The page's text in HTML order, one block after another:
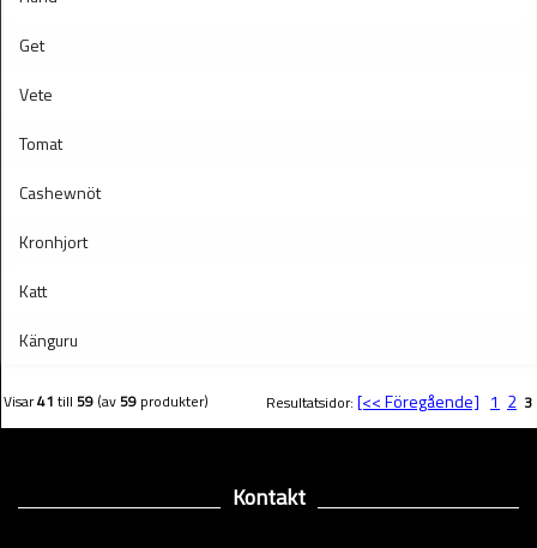
Get
Vete
Tomat
Cashewnöt
Kronhjort
Katt
Känguru
Visar41 till 59 (av59 produkter) Resultatsidor: [<< Föregående] 1 2 3
Kontakt